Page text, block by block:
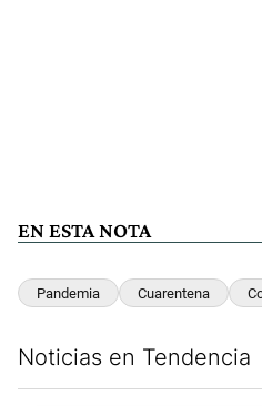
EN ESTA NOTA
Pandemia Cuarentena
Noticias en Tendencia